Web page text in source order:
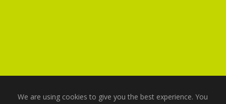
We are using cookies to give you the best experience. You